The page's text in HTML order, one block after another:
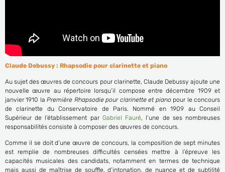
Claude Debussy : Rhapsodie pour clarinette et piano
Au sujet des œuvres de concours pour clarinette, Claude Debussy ajoute une
nouvelle œuvre au répertoire lorsqu’il compose entre décembre 1909 et
janvier 1910 laPremière Rhapsodie pour clarinette et pianopour le concours
de clarinette du Conservatoire de Paris. Nommé en 1909 au Conseil
Supérieur de l’établissement par Gabriel Fauré, l’une de ses nombreuses
responsabilités consiste à composer des œuvres de concours.
Comme il se doit d’une œuvre de concours, la composition de sept minutes
est remplie de nombreuses difficultés censées mettre à l’épreuve les
capacités musicales des candidats, notamment en termes de technique
mais aussi de maîtrise de souffle, d’intonation, de nuance et de subtilité